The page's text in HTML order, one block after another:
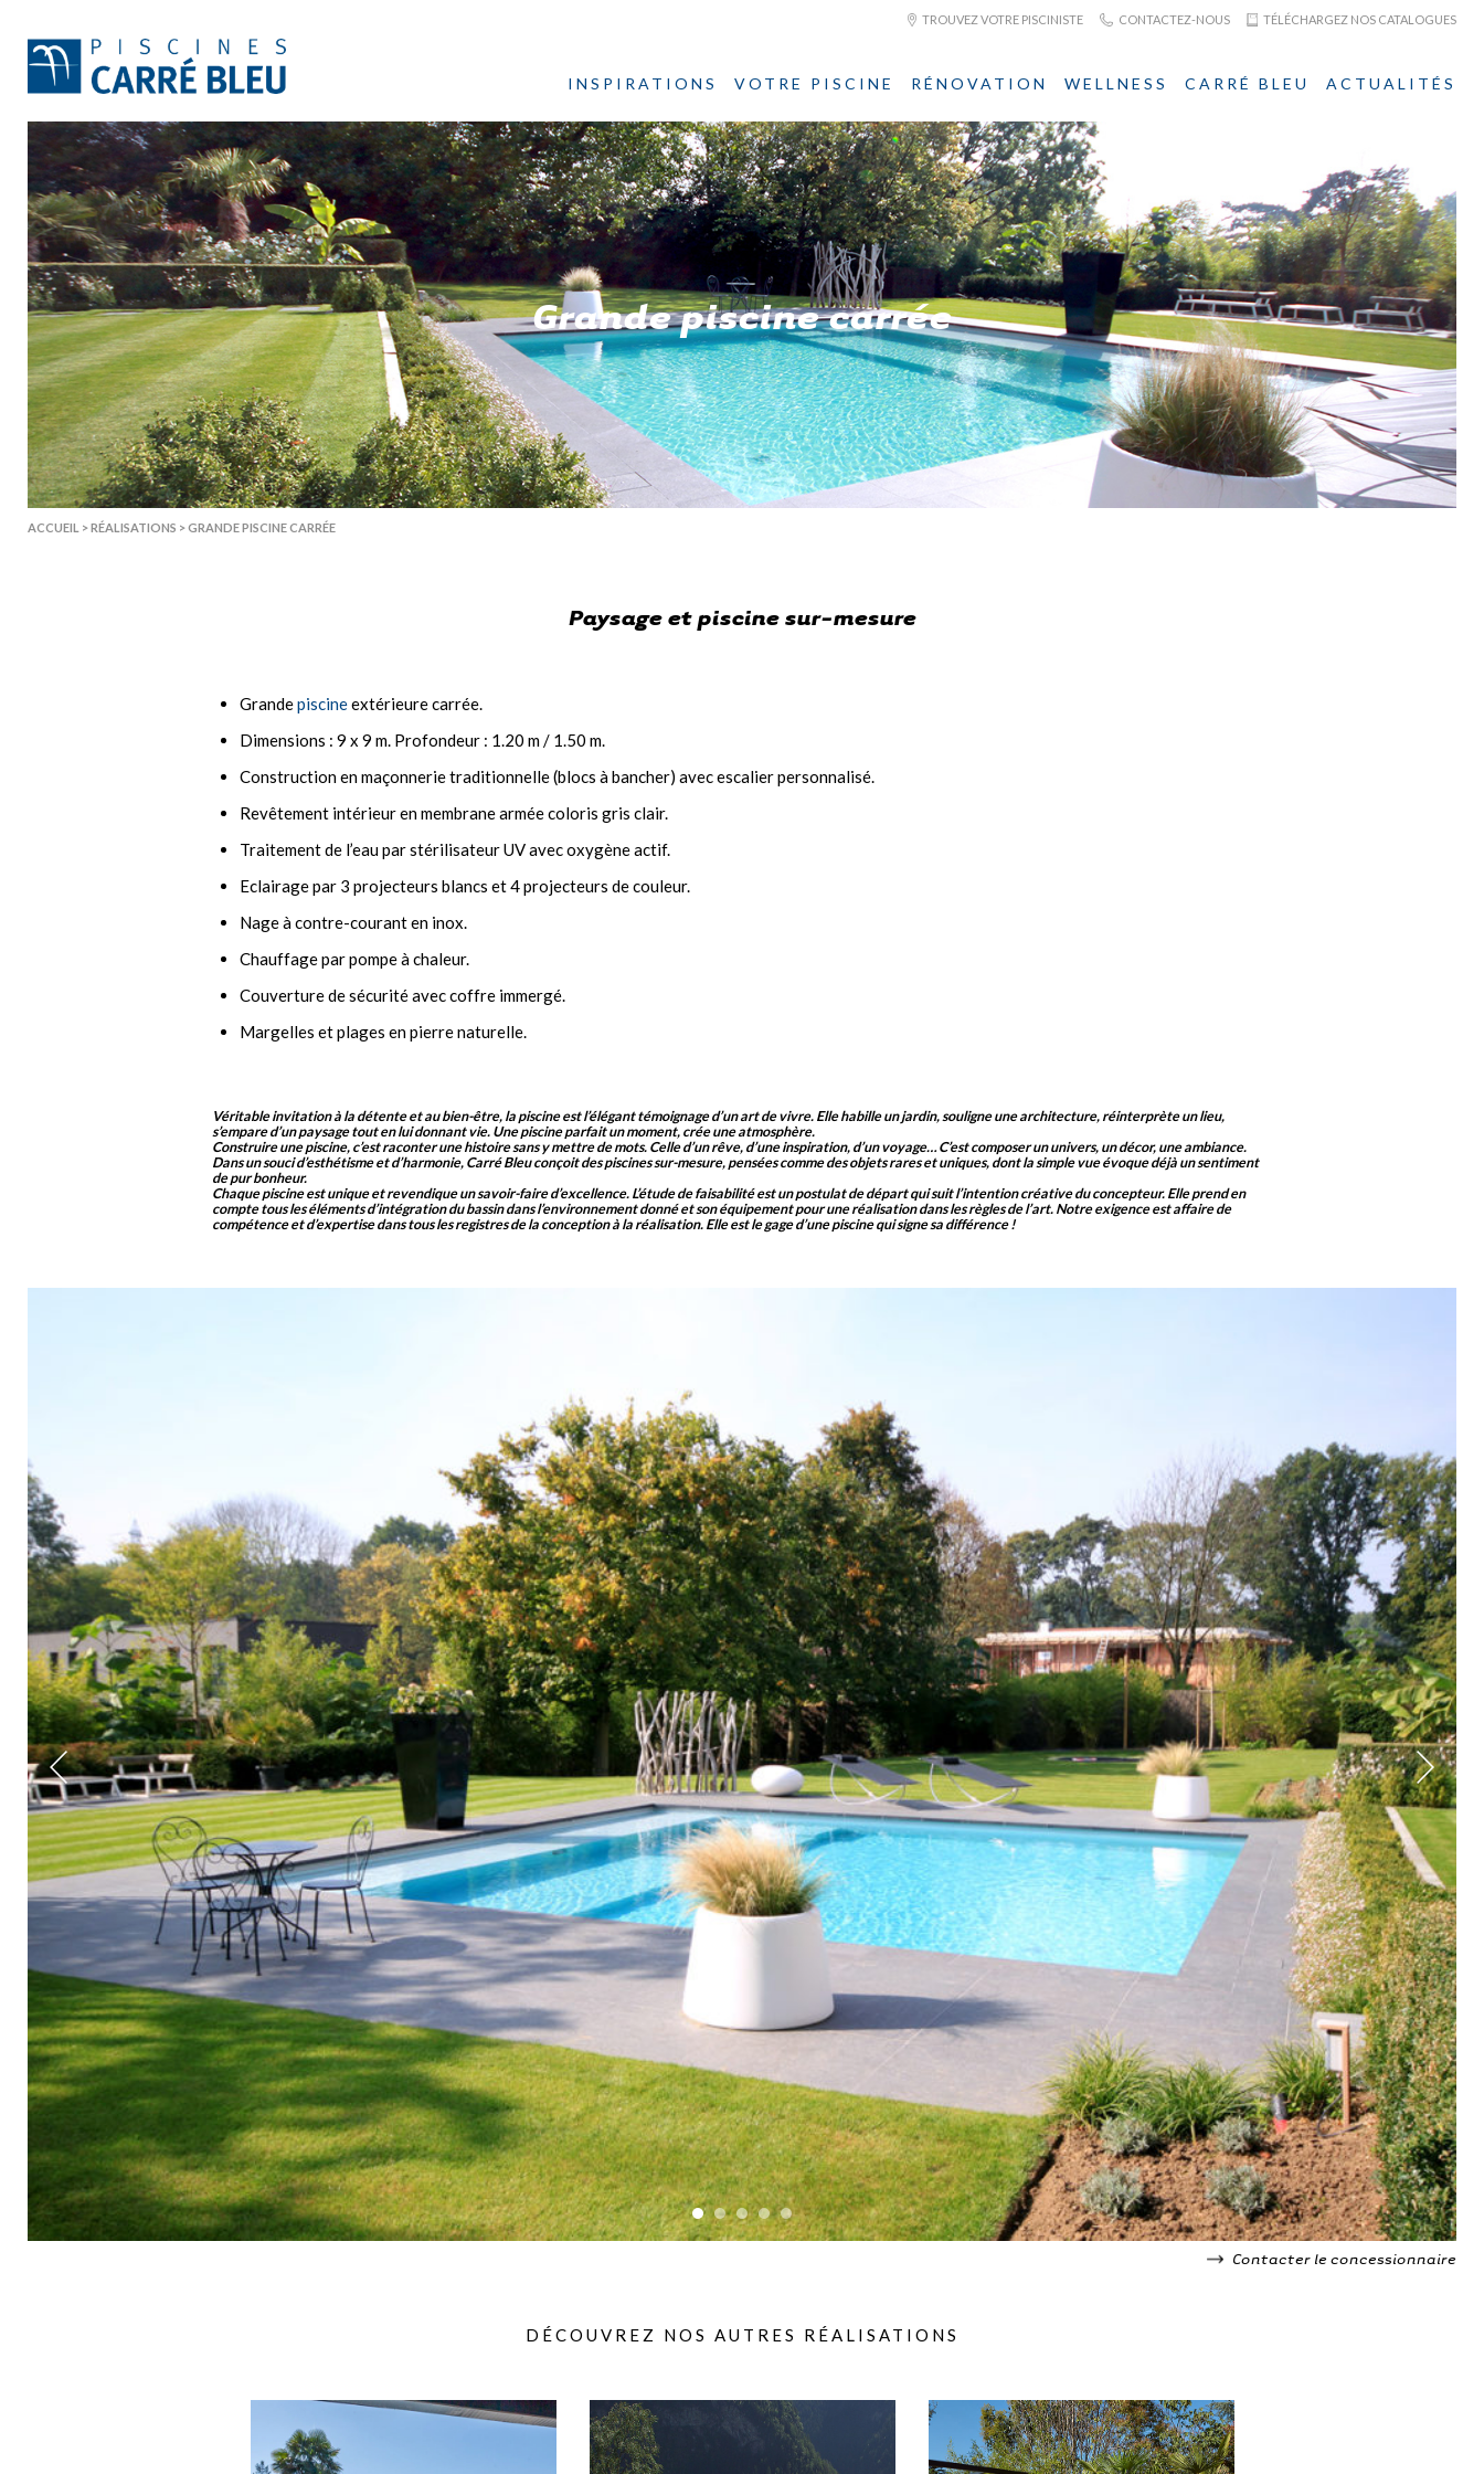
TROUVEZ VOTRE PISCINISTE CONTACTEZ-NOUS TÉLÉCHARGEZ NOS CATALOGUES
INSPIRATIONS VOTRE PISCINE RÉNOVATION WELLNESS CARRÉ BLEU ACTUALITÉS
Grande piscine carrée
ACCUEIL >RÉALISATIONS >GRANDE PISCINE CARRÉE
Paysage et piscine sur-mesure
Grandepiscineextérieure carrée.
Dimensions : 9 x 9 m. Profondeur : 1.20 m / 1.50 m.
Construction en maçonnerie traditionnelle (blocs à bancher) avec escalier personnalisé.
Revêtement intérieur en membrane armée coloris gris clair.
Traitement de l’eau par stérilisateur UV avec oxygène actif.
Eclairage par 3 projecteurs blancs et 4 projecteurs de couleur.
Nage à contre-courant en inox.
Chauffage par pompe à chaleur.
Couverture de sécurité avec coffre immergé.
Margelles et plages en pierre naturelle.
Véritable invitation à la détente et au bien-être, la piscine est l’élégant témoignage d’un art de vivre. Elle habille un jardin, souligne une architecture, réinterprète un lieu,
s’empare d’un paysage tout en lui donnant vie. Une piscine parfait un moment, crée une atmosphère.
Construire une piscine, c’est raconter une histoire sans y mettre de mots. Celle d’un rêve, d’une inspiration, d’un voyage… C’est composer un univers, un décor, une ambiance.
Dans un souci d’esthétisme et d’harmonie, Carré Bleu conçoit des piscines sur-mesure, pensées comme des objets rares et uniques, dont la simple vue évoque déjà un sentiment
de pur bonheur.
Chaque piscine est unique et revendique un savoir-faire d’excellence. L’étude de faisabilité est un postulat de départ qui suit l’intention créative du concepteur. Elle prend en
compte tous les éléments d’intégration du bassin dans l’environnement donné et son équipement pour une réalisation dans les règles de l’art. Notre exigence est affaire de
compétence et d’expertise dans tous les registres de la conception à la réalisation. Elle est le gage d’une piscine qui signe sa différence !
Contacter le concessionnaire
DÉCOUVREZ NOS AUTRES RÉALISATIONS